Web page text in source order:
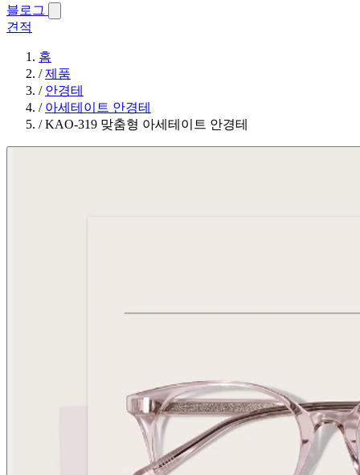
블로그
견적
홈
/제품
/ 안경테
/ 아세테이트 안경테
/KAO-319 맞춤형 아세테이트 안경테